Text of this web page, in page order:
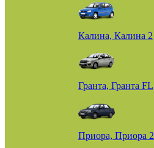
Калина, Калина 2
Гранта, Гранта FL
Приора, Приора 2